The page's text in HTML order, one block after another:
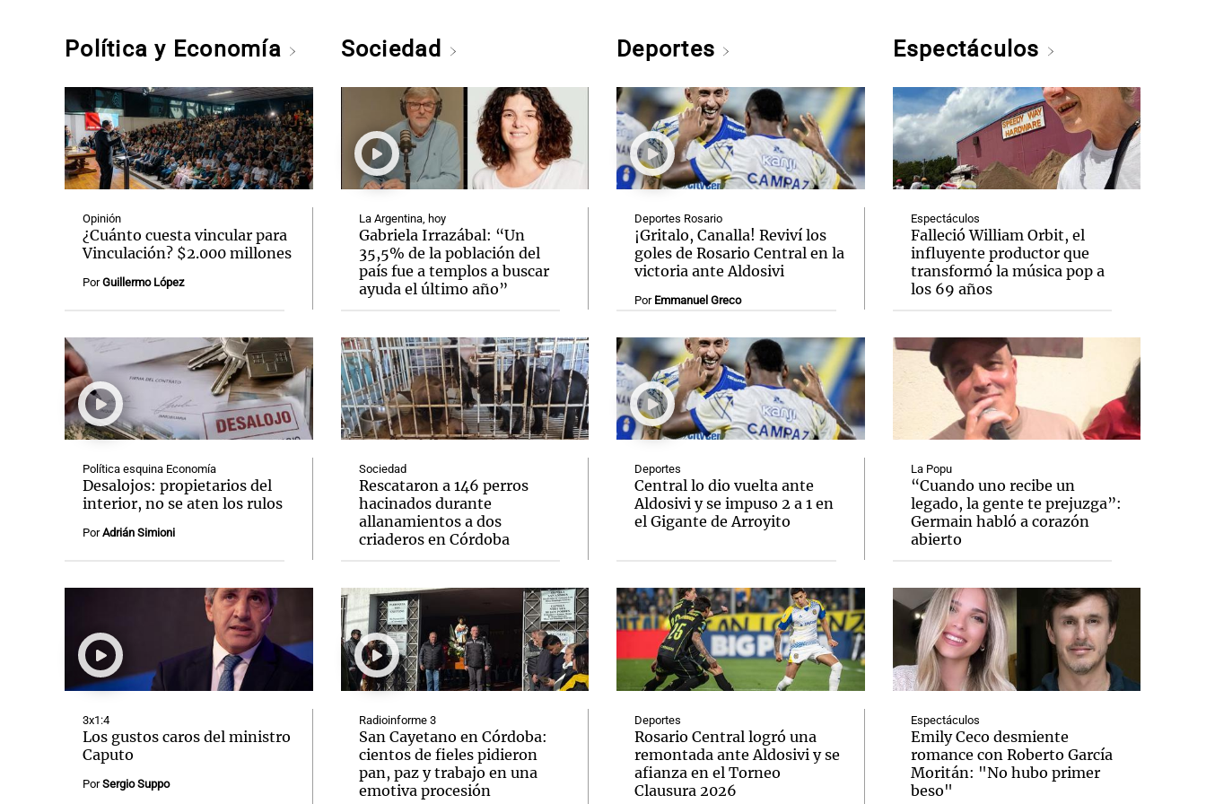
Política y Economía
Opinión
¿Cuánto cuesta vincular para
Vinculación? $2.000 millones
PorGuillermo López
Política esquina Economía
Desalojos: propietarios del
interior, no se aten los rulos
PorAdrián Simioni
3x1:4
Los gustos caros del ministro
Caputo
PorSergio Suppo
Sociedad
La Argentina, hoy
Gabriela Irrazábal: “Un
35,5% de la población del
país fue a templos a buscar
ayuda el último año”
Sociedad
Rescataron a 146 perros
hacinados durante
allanamientos a dos
criaderos en Córdoba
Radioinforme 3
San Cayetano en Córdoba:
cientos de fieles pidieron
pan, paz y trabajo en una
emotiva procesión
Deportes
Deportes Rosario
¡Gritalo, Canalla! Reviví los
goles de Rosario Central en la
victoria ante Aldosivi
Por Emmanuel Greco
Deportes
Central lo dio vuelta ante
Aldosivi y se impuso 2 a 1 en
el Gigante de Arroyito
Deportes
Rosario Central logró una
remontada ante Aldosivi y se
afianza en el Torneo
Clausura 2026
Espectáculos
Espectáculos
Falleció William Orbit, el
influyente productor que
transformó la música pop a
los 69 años
La Popu
“Cuando uno recibe un
legado, la gente te prejuzga”:
Germain habló a corazón
abierto
Espectáculos
Emily Ceco desmiente
romance con Roberto García
Moritán: "No hubo primer
beso"
Notas
El huracán de Arequito
Notas
Cadena 3 en Groenlandia
Notas